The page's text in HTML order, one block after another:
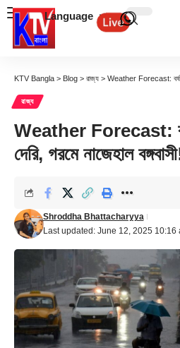
Language
KTV Bangla > Blog > রাজ্য > Weather Forecast: বর্ষা
রাজ্য
Weather Forecast:
দেরি, গরমে নাজেহাল
Last updated: June 12, 2025 10:16
Shroddha Bhattacharyya